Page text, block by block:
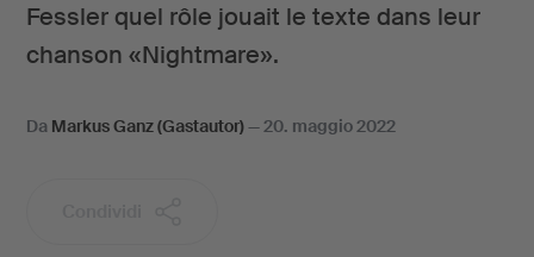
Fessler quel rôle jouait le texte dans leur
chanson «Nightmare».
Da Markus Ganz (Gastautor)—20. maggio 2022